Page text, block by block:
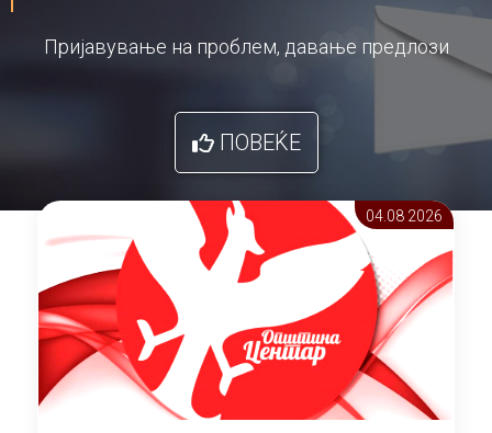
Пријавување на проблем, давање предлози
ПОВЕЌЕ
04.08 2026